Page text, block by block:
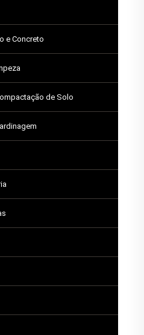
e Concreto
de Solo